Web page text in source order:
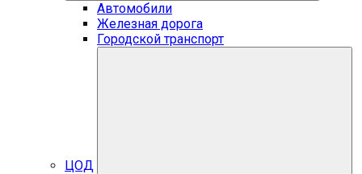
Автомобили
Железная дорога
Городской транспорт
ЦОД